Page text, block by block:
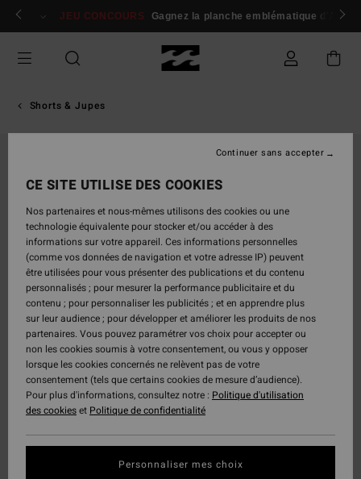
Passer
Se connecter / s'inscrire
JEU CONCOURS Gagnez la planche emblématique d'Andy
Shorts & Jupes
CE SITE UTILISE DES COOKIES
Nos partenaires et nous-mêmes utilisons des cookies ou une
technologie équivalente pour stocker et/ou accéder à des
informations sur votre appareil. Ces informations personnelles
(comme vos données de navigation et votre adresse IP) peuvent
être utilisées pour vous présenter des publications et du contenu
personnalisés ; pour mesurer la performance publicitaire et du
contenu ; pour personnaliser les publicités ; et en apprendre plus
sur leur audience ; pour développer et améliorer les produits de nos
partenaires. Vous pouvez paramétrer vos choix pour accepter ou
non les cookies soumis à votre consentement, ou vous y opposer
lorsque les cookies concernés ne relèvent pas de votre
consentement (tels que certains cookies de mesure d’audience).
Pour plus d'informations, consultez notre : Politique d'utilisation
des cookieset Politique de confidentialité
Personnaliser mes choix
Continuer sans accepter